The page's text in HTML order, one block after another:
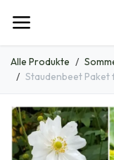
Alle Produkte
Staudenbeet Paket